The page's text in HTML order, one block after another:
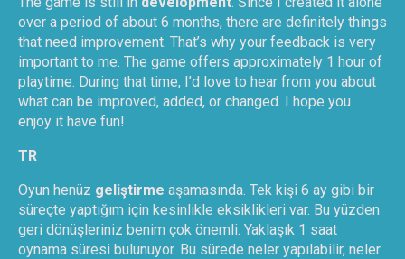
over a period of about 6 months, there are definitely things
that need improvement. That’s why your feedback is very
important to me. The game offers approximately 1 hour of
playtime. During that time, I’d love to hear from you about
what can be improved, added, or changed. I hope you
enjoy it have fun!
TR
Oyun henüz geliştirme aşamasında. Tek kişi 6 ay gibi bir
süreçte yaptığım için kesinlikle eksiklikleri var. Bu yüzden
geri dönüşleriniz benim çok önemli. Yaklaşık 1 saat
oynama süresi bulunuyor. Bu sürede neler yapılabilir, neler